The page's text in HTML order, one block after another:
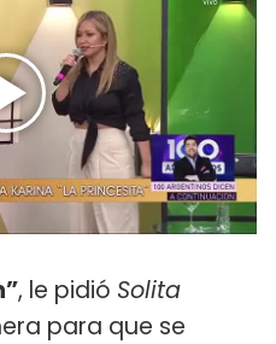
, le pidió Solita
para que se